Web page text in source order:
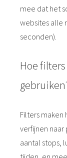
mee dat het
websites alle
seconden).
Hoe
Filters
verfijnen naar
aantal stops,